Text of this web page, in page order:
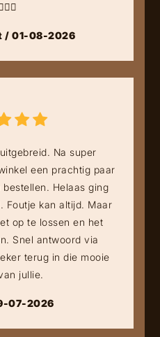
/ 01-08-2026
Na super
een prachtig paar
Helaas ging
Foutje kan altijd. Maar
op te lossen en het
Snel antwoord via
terug in die mooie
jullie.
07-2026